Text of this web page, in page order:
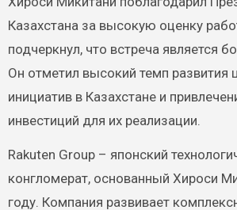
Казахстана за высокую оценку
подчеркнул, что встреча является
Он отметил высокий темп развития
инициатив в Казахстане и
инвестиций для их реализации.
Rakuten Group – японский
конгломерат, основанный Хироси
году. Компания развивает